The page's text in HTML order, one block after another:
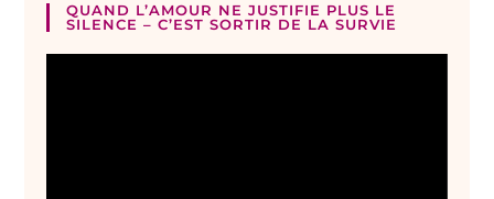
QUAND L’AMOUR NE JUSTIFIE PLUS LE
SILENCE – C’EST SORTIR DE LA SURVIE